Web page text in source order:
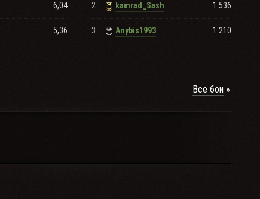
6,04
5,36
2. kamrad_Sash 1 536
3. Anybis1993 1 210
Все бои